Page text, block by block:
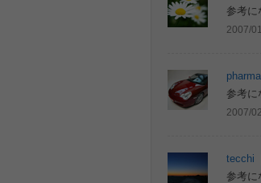
参考に
2007/
参考に
2007/
tecchi
参考に